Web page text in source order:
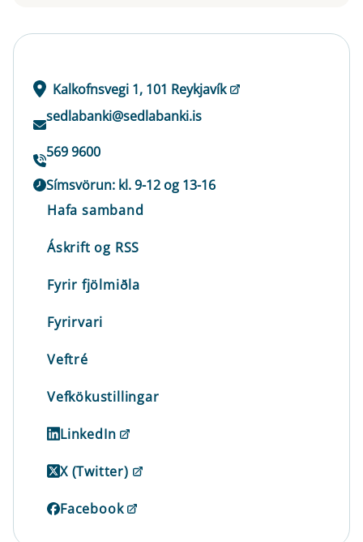
Kalkofnsvegi 1, 101 Reykjavík
sedlabanki@sedlabanki.is
569 9600
Símsvörun: kl. 9-12 og 13-16
Hafa samband
Áskrift og RSS
Fyrir fjölmiðla
Fyrirvari
Veftré
Vefkökustillingar
LinkedIn
X (Twitter)
Facebook